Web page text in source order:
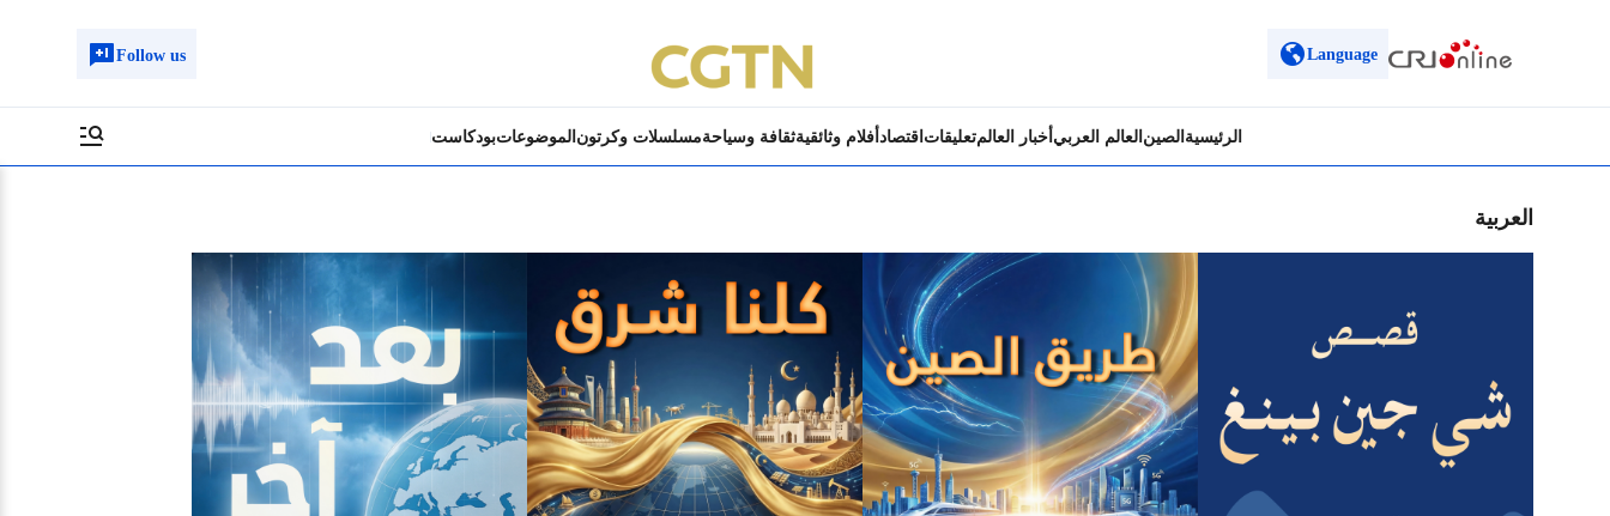
Language
Follow us
الرئيسية الصين العالم العربي أخبار العالمتعليقات اقتصاد أفلام وثائقيةثقافة وسياحةمسلسلات وكرتون الموضوعاتبودكاست
العربية